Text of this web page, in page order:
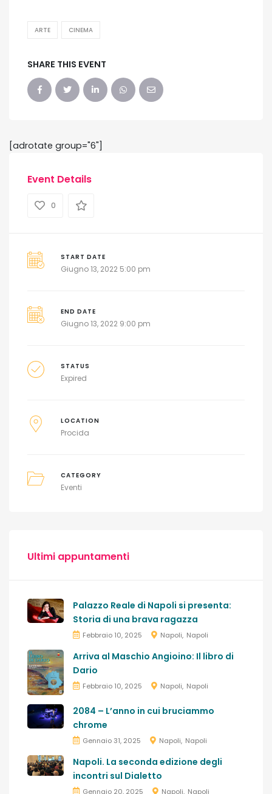
ARTE CINEMA
SHARE THIS EVENT
[adrotate group="6"]
Event Details
0
START DATE
Giugno 13, 2022 5:00 pm
END DATE
Giugno 13, 2022 9:00 pm
STATUS
Expired
LOCATION
Procida
CATEGORY
Eventi
Ultimi appuntamenti
Palazzo Reale di Napoli si presenta:
Storia di una brava ragazza
Febbraio 10, 2025 Napoli Napoli
Arriva al Maschio Angioino: Il libro di
Dario
Febbraio 10, 2025 Napoli Napoli
2084 – L’anno in cui bruciammo
chrome
Gennaio 31, 2025 Napoli Napoli
Napoli. La seconda edizione degli
incontri sul Dialetto
Gennaio 20, 2025 Napoli Napoli